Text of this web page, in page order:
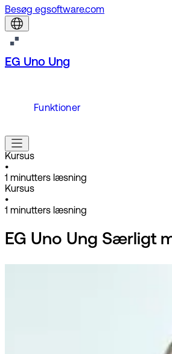
Besøg egsoftware.com
EG Uno Ung
Funktioner
Kursus
•
1 minutters læsning
Kursus
•
1 minutters læsning
EG Uno Ung Særligt